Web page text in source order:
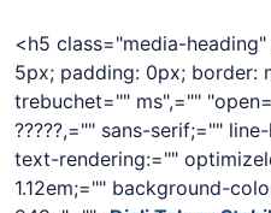
<h5 class="media-
5px; padding: 0px; border:
trebuchet="" ms",=""
?????,="" sans-serif;=""
text-rendering:=""
1.12em;="" background-